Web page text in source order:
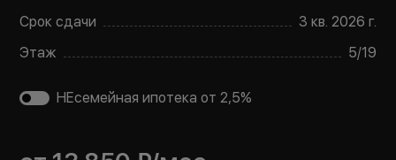
Срок сдачи
3 кв. 2026 г.
Этаж
5/19
НЕсемейная ипотека от 2,5%